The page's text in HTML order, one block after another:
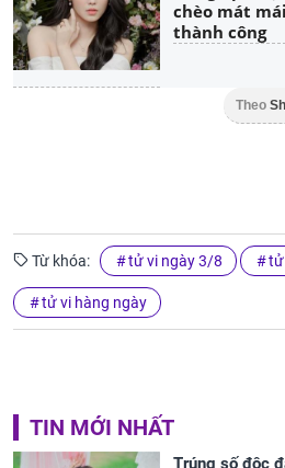
chèo mát
thành công
Theo
Từ khóa: tử vi ngày 3/8 tử
tử vi hàng ngày
TIN MỚI NHẤT
Trúng số độc